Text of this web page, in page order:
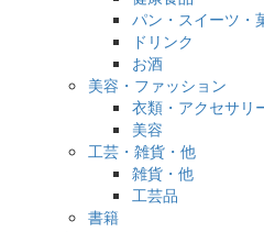
パン・スイーツ・
ドリンク
お酒
美容・ファッション
衣類・アクセサリ
美容
工芸・雑貨・他
雑貨・他
工芸品
書籍